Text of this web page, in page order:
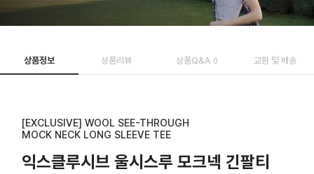
상품정보 상품리뷰 상품Q&A 0 교환 및 배송
[EXCLUSIVE] WOOL SEE-THROUGH
MOCK NECK LONG SLEEVE TEE
익스클루시브 울시스루 모크넥 긴팔티